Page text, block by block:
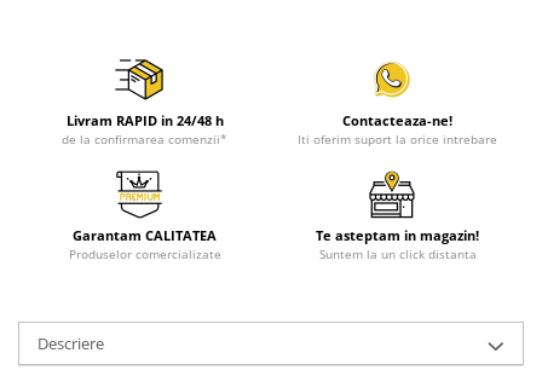
Livram RAPID in 24/48 h
de la confirmarea comenzii*
Contacteaza-ne!
Iti oferim suport la orice intrebare
Garantam CALITATEA
Produselor comercializate
Te asteptam in magazin!
Suntem la un click distanta
Descriere